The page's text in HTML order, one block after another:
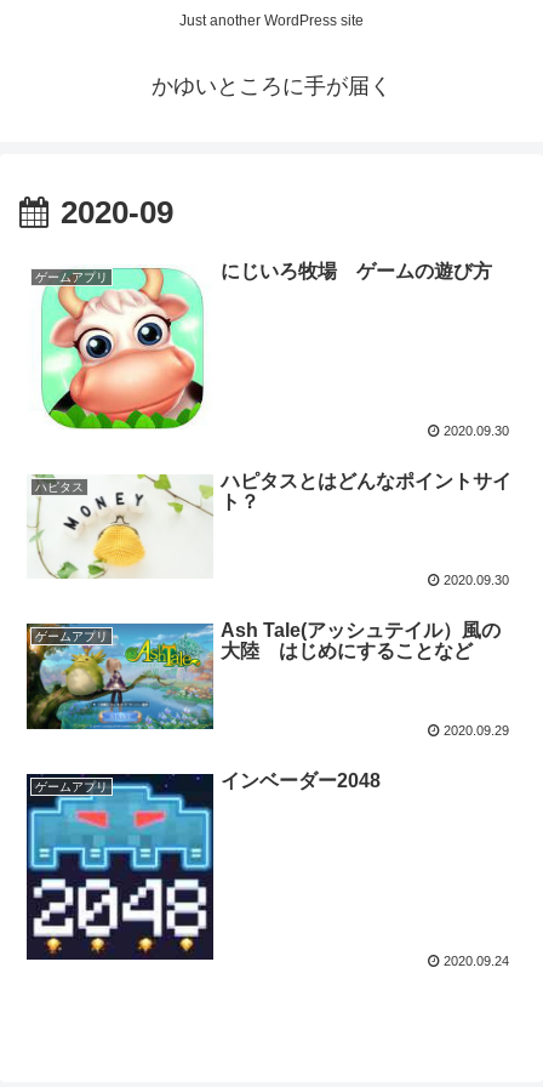
Just another WordPress site
かゆいところに手が届く
2020-09
ゲームアプリ にじいろ牧場 ゲームの遊び方
2020.09.30
ハピタス
ハピタスとはどんなポイントサイ
ト？
2020.09.30
ゲームアプリ
Ash Tale(アッシュテイル）風の
大陸 はじめにすることなど
2020.09.29
ゲームアプリ インベーダー2048
2020.09.24